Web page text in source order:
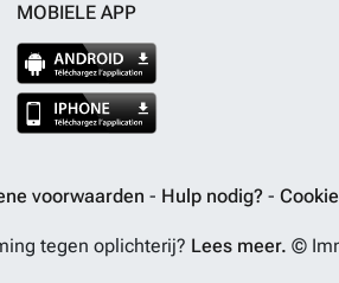
MOBIELE APP
voorwaarden - Hulp nodig? -
tegen oplichterij? Lees meer. ©